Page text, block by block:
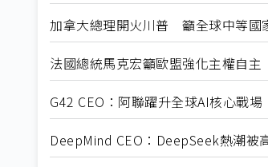
加拿大總理開火川普 籲全球中等國
法國總統馬克宏籲歐盟強化主權自
G42 CEO：阿聯躍升全球AI核心戰
DeepMind CEO：DeepSeek熱潮